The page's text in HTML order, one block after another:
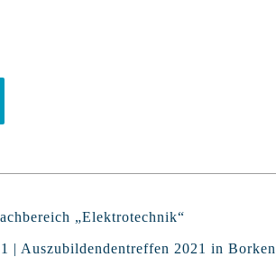
„Elektrotechnik“
| Auszubildendentreffen 2021 in Borken